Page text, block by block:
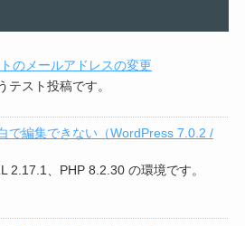
のメールアドレスの変更
テスト投稿です。
で編集できない（WordPress 7.0.2 /
2.17.1、PHP 8.2.30 の環境です。